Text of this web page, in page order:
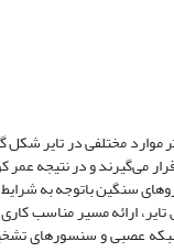
مختلفی در تایر شکل
و در نتیجه عمر
سنگین باتوجه به
ارائه ‌مسیر مناسب
عصبی و سنسورهای